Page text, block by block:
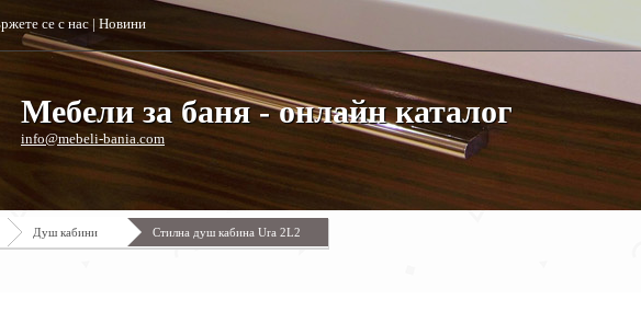
се с нас | Новини
Мебели за баня - онлайн каталог
info@mebeli-bania.com
Душ кабини Стилна душ кабина Ura 2L2